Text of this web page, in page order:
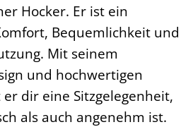
Hocker. Er ist ein
Bequemlichkeit und
Mit seinem
und hochwertigen
dir eine Sitzgelegenheit,
als auch angenehm ist.